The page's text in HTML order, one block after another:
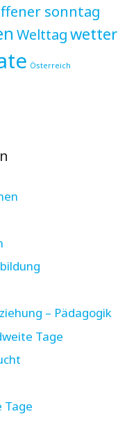
sonntag
Welttagwetter
Österreich
– Pädagogik
Tage
Tage